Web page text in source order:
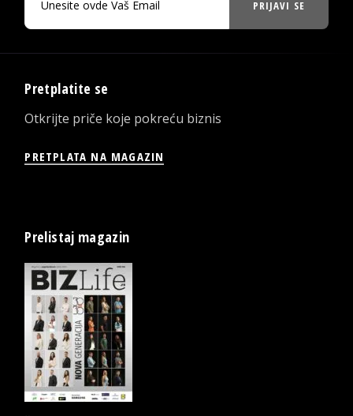
PRIJAVI SE
Pretplatite se
Otkrijte priče koje pokreću biznis
PRETPLATA NA MAGAZIN
Prelistaj magazin